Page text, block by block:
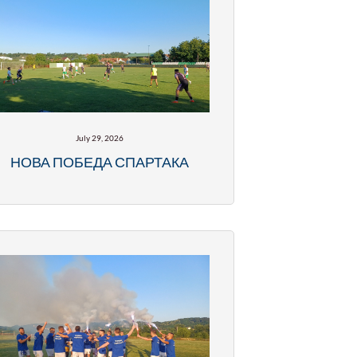
July 29, 2026
НОВА ПОБЕДА СПАРТАКА